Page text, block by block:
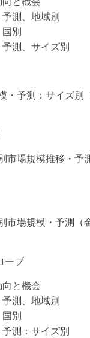
測、地域別
国別
測、サイズ別
・予測：サイズ別
市場規模推移・予
市場規模・予測（
ーブ
向と機会
測、地域別
国別
測：サイズ別